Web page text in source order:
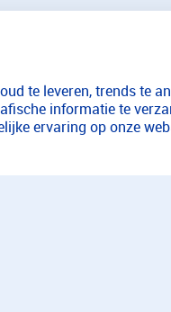
te leveren, trends te
informatie te
ervaring op onze